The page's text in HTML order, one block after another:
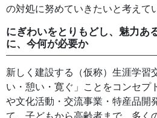
の対処に努めていきたいと考えて
にぎわいをとりもどし、魅力あ
に、今何が必要か
新しく建設する（仮称）生涯学習
い・憩い・寛ぐ」ことをコンセプ
や文化活動・交流事業・特産品開
て、子どもから高齢者まで、多く